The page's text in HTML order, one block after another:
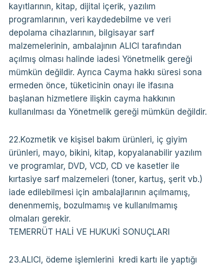
kayıtlarının, kitap, dijital içerik, yazılım
programlarının, veri kaydedebilme ve veri
depolama cihazlarının, bilgisayar sarf
malzemelerinin, ambalajının ALICI tarafından
açılmış olması halinde iadesi Yönetmelik gereği
mümkün değildir. Ayrıca Cayma hakkı süresi sona
ermeden önce, tüketicinin onayı ile ifasına
başlanan hizmetlere ilişkin cayma hakkının
kullanılması da Yönetmelik gereği mümkün değildir.
22.Kozmetik ve kişisel bakım ürünleri, iç giyim
ürünleri, mayo, bikini, kitap, kopyalanabilir yazılım
ve programlar, DVD, VCD, CD ve kasetler ile
kırtasiye sarf malzemeleri (toner, kartuş, şerit vb.)
iade edilebilmesi için ambalajlarının açılmamış,
denenmemiş, bozulmamış ve kullanılmamış
olmaları gerekir.
TEMERRÜT HALİ VE HUKUKİ SONUÇLARI
23.ALICI, ödeme işlemlerini kredi kartı ile yaptığı